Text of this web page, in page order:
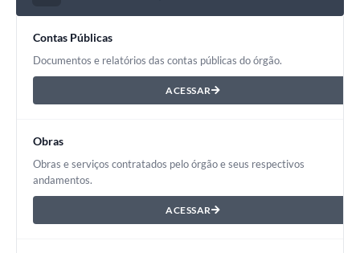
Contas Públicas
Documentos e relatórios das contas públicas do órgão.
ACESSAR
Obras
Obras e serviços contratados pelo órgão e seus respectivos
andamentos.
ACESSAR